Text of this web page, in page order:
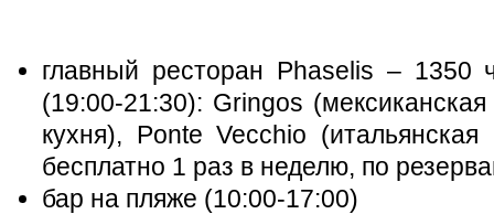
главный ресторан Phaselis – 1350
(19:00-21:30): Gringos
кухня), Ponte Vecchio
бесплатно 1 раз в неделю, по
бар на пляже (10:00-17:00)